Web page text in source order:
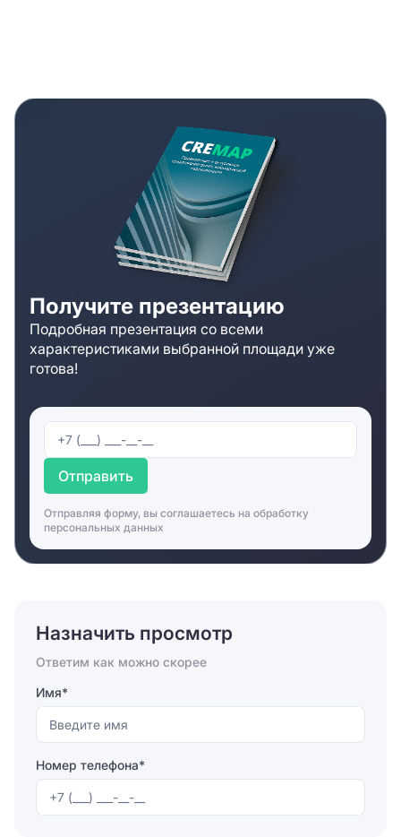
Получите презентацию
Подробная презентация со всеми
характеристиками выбранной площади уже
готова!
Отправить
Отправляя форму, вы соглашаетесь на обработку
персональных данных
Назначить просмотр
Ответим как можно скорее
Имя*
Номер телефона*